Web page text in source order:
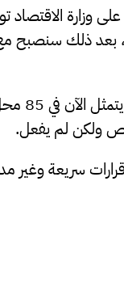
وزارة الاقتصاد
بعد ذلك سنصبح مع
وأضاف: وجود
ولكن لم يفعل.
سريعة وغير